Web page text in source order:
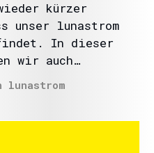
kürzer
unser lunastrom
In dieser
wir auch…
lunastrom